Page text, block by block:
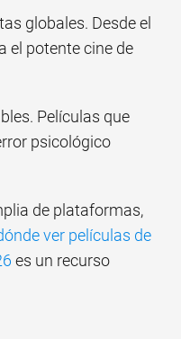
globales. Desde el
el potente cine de
Películas que
psicológico
de plataformas,
ver películas de
es un recurso